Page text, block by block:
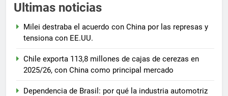
Ultimas noticias
Milei destraba el acuerdo con China por las represas y
tensiona con EE.UU.
Chile exporta 113,8 millones de cajas de cerezas en
2025/26, con China como principal mercado
Dependencia de Brasil: por qué la industria automotriz